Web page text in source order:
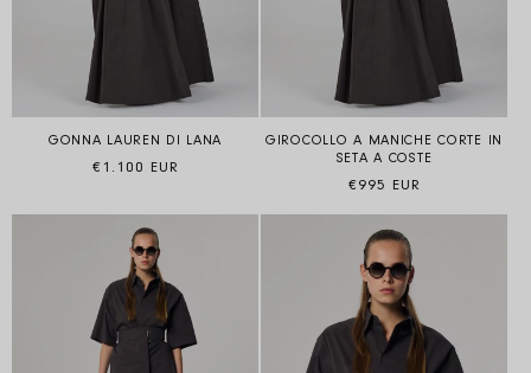
GONNA LAUREN DI LANA
Prezzo di listino
€1.100 EUR
GIROCOLLO A MANICHE CORTE IN
SETA A COSTE
Prezzo di listino
€995 EUR